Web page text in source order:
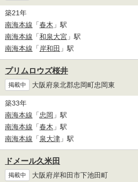
築21年
南海本線 「春木 」駅
南海本線 「和泉大宮 」駅
南海本線 「岸和田 」駅
プリムロウズ桜井
掲載中 大阪府泉北郡忠岡町忠岡東
築33年
南海本線 「忠岡 」駅
南海本線 「春木 」駅
南海本線 「泉大津 」駅
ドメール久米田
掲載中 大阪府岸和田市下池田町